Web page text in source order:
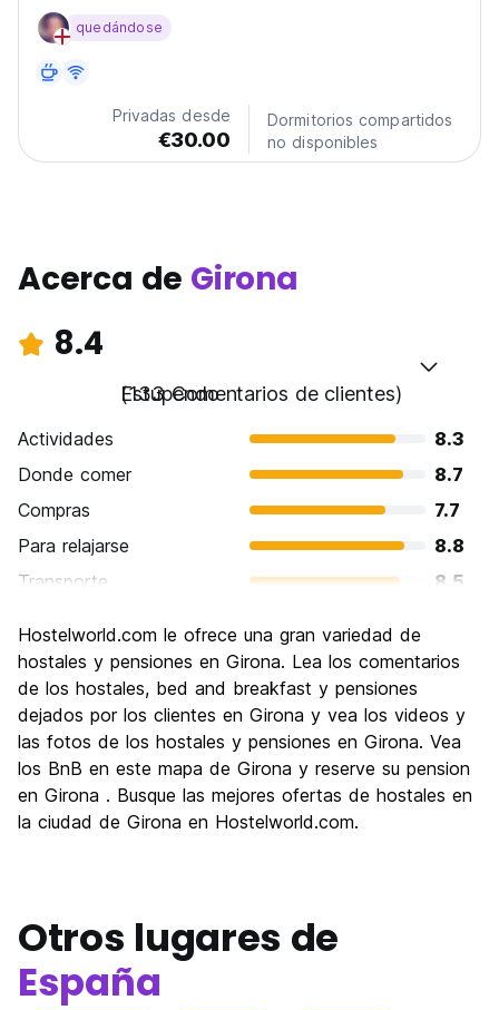
Girona, rodeado por la belleza natural del Parque
Natural del Montseny.
quedándose
Privadas desde
€30.00
Dormitorios compartidos
no disponibles
Acerca de Girona
8.4
Estupendo
(133 Comentarios de clientes)
Actividades
8.3
Donde comer
8.7
Compras
7.7
Para relajarse
8.8
Transporte
8.5
Cultura
9.0
Fiesta
Calidad Precio
8.7
Hostelworld.com le ofrece una gran variedad de
hostales y pensiones en Girona. Lea los comentarios
de los hostales, bed and breakfast y pensiones
dejados por los clientes en Girona y vea los videos y
las fotos de los hostales y pensiones en Girona. Vea
los BnB en este mapa de Girona y reserve su pension
en Girona . Busque las mejores ofertas de hostales en
la ciudad de Girona en Hostelworld.com.
Otros lugares de
España